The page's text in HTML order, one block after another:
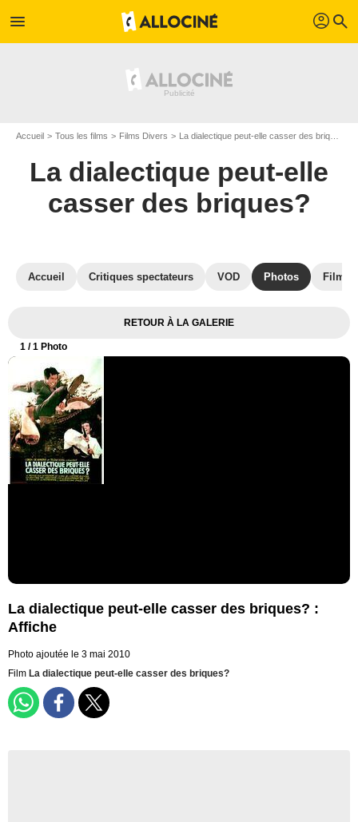
menu profil search
Accueil Tous les films Films Divers La dialectique peut-elle casser des briques?
La dialectique peut-elle
casser des briques?
Accueil Critiques spectateurs VOD Photos Films
RETOUR À LA GALERIE
1 / 1 Photo
La dialectique peut-elle casser des briques? :
Affiche
Photo ajoutée le 3 mai 2010
Film La dialectique peut-elle casser des briques?